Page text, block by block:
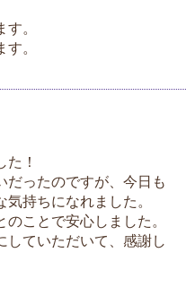
。
。
！
だったのですが、今日も
持ちになれました。
ことで安心しました。
していただいて、感謝し